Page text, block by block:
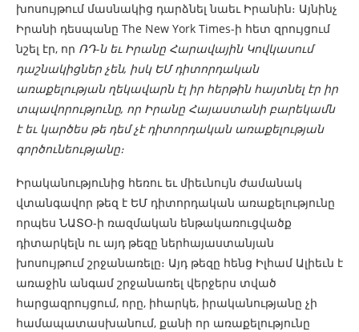
խոսույթում մասնակից դարձնել նաեւ Իրանին։ Այնինչ
Իրանի դեսպանը The New York Times-ի հետ զրույցում
նշել էր, որ ՌԴ-ն եւ Իրանը Հարավային Կովկասում
դաշնակիցներ չեն, իսկ ԵՄ դիտորդական
առաքելության ղեկավարն էլ իր հերթին հայտնել էր իր
տպավորությունը, որ Իրանը Հայաստանի բարեկամն
է եւ կարծես թե դեմ չէ դիտորդական առաքելության
գործունեությանը։
Իրականությունից հեռու եւ միեւնույն ժամանակ
վտանգավոր թեզ է ԵՄ դիտորդական առաքելությունը
որպես ՆԱՏՕ-ի ռազմական ենթակառուցվածք
դիտարկելն ու այդ թեզը ներհայաստանյան
խոսույթում շրջանառելը։ Այդ թեզը հենց Իլհամ Ալիեւն է
առաջին անգամ շրջանառել վերջերս տված
հարցազրույցում, որը, իհարկե, իրականությանը չի
համապատասխանում, քանի որ առաքելությունը